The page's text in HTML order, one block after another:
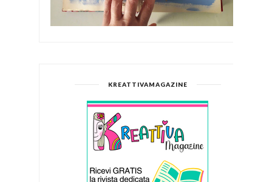
KREATTIVAMAGAZINE